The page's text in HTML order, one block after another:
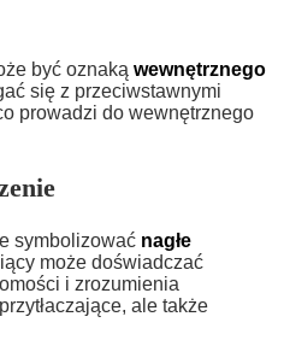
być oznaką wewnętrznego
się z przeciwstawnymi
prowadzi do wewnętrznego
symbolizować nagłe
może doświadczać
i zrozumienia
ale także